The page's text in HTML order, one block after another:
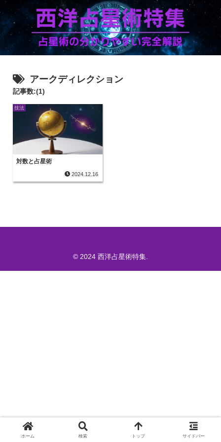
アークディレクション
記事数:(1)
技法
対数と占星術
2024.12.16
© 2024 西洋占星術特集.
ホーム 検索 トップ サイドバー